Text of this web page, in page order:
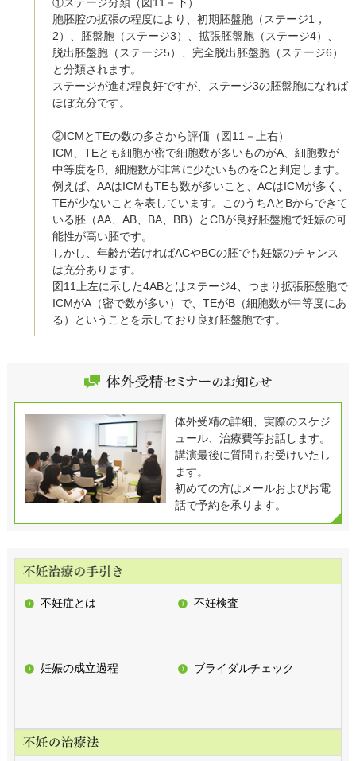
胞胚腔の拡張の程度により、初期胚盤胞（ステージ1，
2）、胚盤胞（ステージ3）、拡張胚盤胞（ステージ4）、
脱出胚盤胞（ステージ5）、完全脱出胚盤胞（ステージ6）
と分類されます。
ステージが進む程良好ですが、ステージ3の胚盤胞になれば
ほぼ充分です。
②ICMとTEの数の多さから評価（図11－上右）
ICM、TEとも細胞が密で細胞数が多いものがA、細胞数が
中等度をB、細胞数が非常に少ないものをCと判定します。
例えば、AAはICMもTEも数が多いこと、ACはICMが多く、
TEが少ないことを表しています。このうちAとBからできて
いる胚（AA、AB、BA、BB）とCBが良好胚盤胞で妊娠の可
能性が高い胚です。
しかし、年齢が若ければACやBCの胚でも妊娠のチャンス
は充分あります。
図11上左に示した4ABとはステージ4、つまり拡張胚盤胞で
ICMがA（密で数が多い）で、TEがB（細胞数が中等度にあ
る）ということを示しており良好胚盤胞です。
体外受精の詳細、実際のスケジ
ュール、治療費等お話します。
講演最後に質問もお受けいたし
ます。
初めての方はメールおよびお電
話で予約を承ります。
不妊症とは 不妊検査
妊娠の成立過程 ブライダルチェック